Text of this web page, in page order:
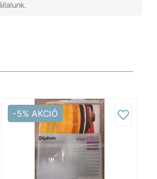
-5% AKCIÓ